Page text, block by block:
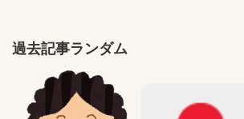
過去記事ランダム